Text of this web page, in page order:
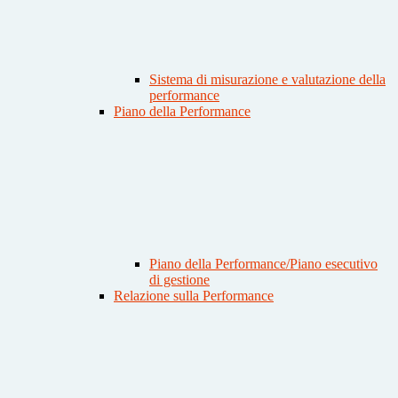
Sistema di misurazione e valutazione della
performance
Piano della Performance
Piano della Performance/Piano esecutivo
di gestione
Relazione sulla Performance